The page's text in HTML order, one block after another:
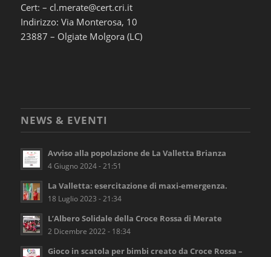
Cert: – cl.merate@cert.cri.it
Indirizzo: Via Monterosa, 10
23887 – Olgiate Molgora (LC)
NEWS & EVENTI
Avviso alla popolazione de La Valletta Brianza
4 Giugno 2024 - 21:51
La Valletta: esercitazione di maxi-emergenza.
18 Luglio 2023 - 21:34
L’Albero Solidale della Croce Rossa di Merate
2 Dicembre 2022 - 18:34
Gioco in scatola per bimbi creato da Croce Rossa –